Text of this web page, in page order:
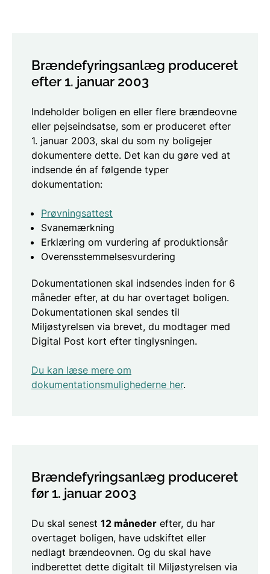
Brændefyringsanlæg produceret
efter 1. januar 2003
Indeholder boligen en eller flere brændeovne
eller pejseindsatse, som er produceret efter
1. januar 2003, skal du som ny boligejer
dokumentere dette. Det kan du gøre ved at
indsende én af følgende typer
dokumentation:
Prøvningsattest
Svanemærkning
Erklæring om vurdering af produktionsår
Overensstemmelsesvurdering
Dokumentationen skal indsendes inden for 6
måneder efter, at du har overtaget boligen.
Dokumentationen skal sendes til
Miljøstyrelsen via brevet, du modtager med
Digital Post kort efter tinglysningen.
Du kan læse mere om
dokumentationsmulighederne her.
Brændefyringsanlæg produceret
før 1. januar 2003
Du skal senest 12 måneder efter, du har
overtaget boligen, have udskiftet eller
nedlagt brændeovnen. Og du skal have
indberettet dette digitalt til Miljøstyrelsen via